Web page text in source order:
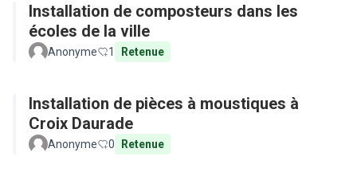
Installation de composteurs dans les
écoles de la ville
Anonyme 1 Retenue
Installation de pièces à moustiques à
Croix Daurade
Anonyme 0 Retenue